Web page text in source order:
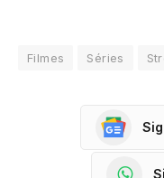
Filmes Séries